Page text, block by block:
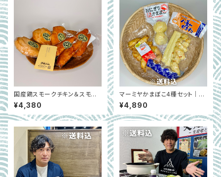
国産鶏スモークチキン＆スモー
クささみ 高タンパクセット｜伊
吹ハム（滋賀県米原市）
¥4,380
マーミヤかまぼこ4種セット｜名
物おにぎりかまぼこ入り【沖縄県
石垣島】
¥4,890